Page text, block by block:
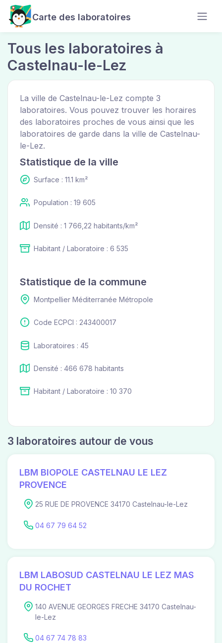
Carte des laboratoires
Tous les laboratoires à
Castelnau-le-Lez
La ville de Castelnau-le-Lez compte 3
laboratoires. Vous pouvez trouver les horaires
des laboratoires proches de vous ainsi que les
laboratoires de garde dans la ville de Castelnau-
le-Lez.
Statistique de la ville
Surface : 11.1 km²
Population : 19 605
Densité : 1 766,22 habitants/km²
Habitant / Laboratoire : 6 535
Statistique de la commune
Montpellier Méditerranée Métropole
Code ECPCI : 243400017
Laboratoires : 45
Densité : 466 678 habitants
Habitant / Laboratoire : 10 370
3 laboratoires autour de vous
LBM BIOPOLE CASTELNAU LE LEZ
PROVENCE
25 RUE DE PROVENCE 34170 Castelnau-le-Lez
04 67 79 64 52
LBM LABOSUD CASTELNAU LE LEZ MAS
DU ROCHET
140 AVENUE GEORGES FRECHE 34170 Castelnau-
le-Lez
04 67 74 78 83